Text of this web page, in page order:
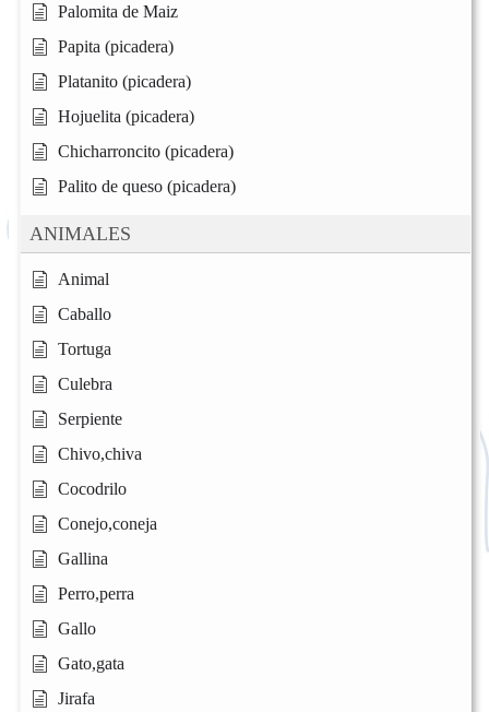
Palomita de Maiz
Papita (picadera)
Platanito (picadera)
Hojuelita (picadera)
Chicharroncito (picadera)
Palito de queso (picadera)
ANIMALES
Animal
Caballo
Tortuga
Culebra
Serpiente
Chivo,chiva
Cocodrilo
Conejo,coneja
Gallina
Perro,perra
Gallo
Gato,gata
Jirafa